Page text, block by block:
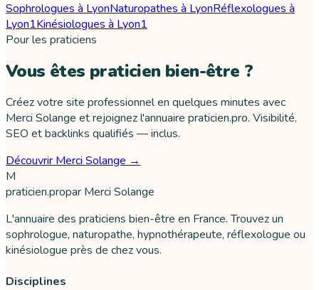
Sophrologues à LyonNaturopathes à LyonRéflexologues à
Lyon1Kinésiologues à Lyon1
Pour les praticiens
Vous êtes praticien bien-être ?
Créez votre site professionnel en quelques minutes avec
Merci Solange et rejoignez l'annuaire praticien.pro. Visibilité,
SEO et backlinks qualifiés — inclus.
Découvrir Merci Solange →
M
praticien.propar Merci Solange
L'annuaire des praticiens bien-être en France. Trouvez un
sophrologue, naturopathe, hypnothérapeute, réflexologue ou
kinésiologue près de chez vous.
Disciplines